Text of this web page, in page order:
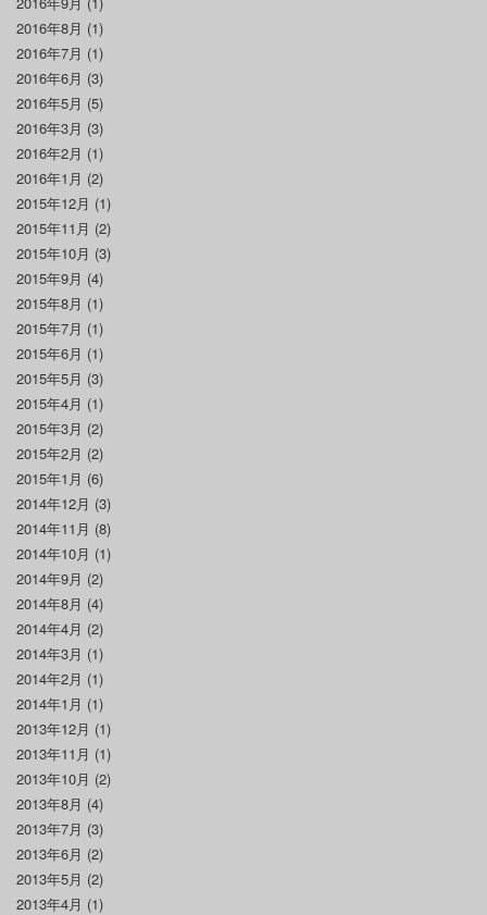
2016年8月 (1)
2016年7月 (1)
2016年6月 (3)
2016年5月 (5)
2016年3月 (3)
2016年2月 (1)
2016年1月 (2)
2015年12月 (1)
2015年11月 (2)
2015年10月 (3)
2015年9月 (4)
2015年8月 (1)
2015年7月 (1)
2015年6月 (1)
2015年5月 (3)
2015年4月 (1)
2015年3月 (2)
2015年2月 (2)
2015年1月 (6)
2014年12月 (3)
2014年11月 (8)
2014年10月 (1)
2014年9月 (2)
2014年8月 (4)
2014年4月 (2)
2014年3月 (1)
2014年2月 (1)
2014年1月 (1)
2013年12月 (1)
2013年11月 (1)
2013年10月 (2)
2013年8月 (4)
2013年7月 (3)
2013年6月 (2)
2013年5月 (2)
2013年4月 (1)